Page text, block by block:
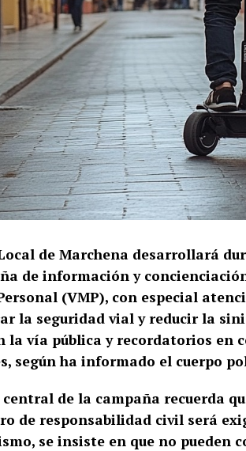
de Marchena desarrollará
de información y
(VMP), con especial
la seguridad vial y reducir la
la vía pública y recordatorios en
según ha informado el cuerpo
de la campaña recuerda
de responsabilidad civil será
se insiste en que no pueden